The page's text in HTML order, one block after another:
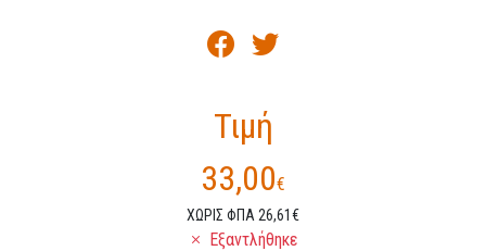
Τιμή
33,00€
ΧΩΡΙΣ ΦΠΑ 26,61€
Εξαντλήθηκε